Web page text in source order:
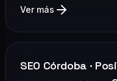
Ver más
SEO Córdoba ·